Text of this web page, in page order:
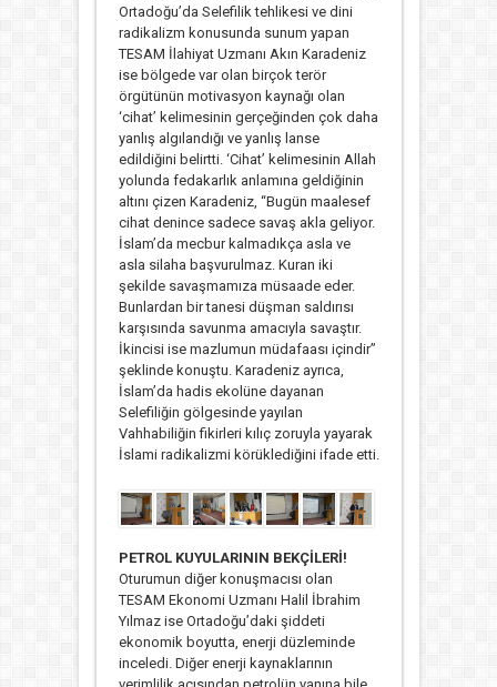
Ortadoğu’da Selefilik tehlikesi ve dini
radikalizm konusunda sunum yapan
TESAM İlahiyat Uzmanı Akın Karadeniz
ise bölgede var olan birçok terör
örgütünün motivasyon kaynağı olan
‘cihat’ kelimesinin gerçeğinden çok daha
yanlış algılandığı ve yanlış lanse
edildiğini belirtti. ‘Cihat’ kelimesinin Allah
yolunda fedakarlık anlamına geldiğinin
altını çizen Karadeniz, “Bugün maalesef
cihat denince sadece savaş akla geliyor.
İslam’da mecbur kalmadıkça asla ve
asla silaha başvurulmaz. Kuran iki
şekilde savaşmamıza müsaade eder.
Bunlardan bir tanesi düşman saldırısı
karşısında savunma amacıyla savaştır.
İkincisi ise mazlumun müdafaası içindir”
şeklinde konuştu. Karadeniz ayrıca,
İslam’da hadis ekolüne dayanan
Selefiliğin gölgesinde yayılan
Vahhabiliğin fikirleri kılıç zoruyla yayarak
İslami radikalizmi körüklediğini ifade etti.
PETROL KUYULARININ BEKÇİLERİ!
Oturumun diğer konuşmacısı olan
TESAM Ekonomi Uzmanı Halil İbrahim
Yılmaz ise Ortadoğu’daki şiddeti
ekonomik boyutta, enerji düzleminde
inceledi. Diğer enerji kaynaklarının